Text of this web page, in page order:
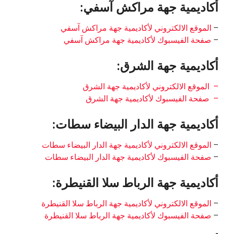
أكاديمية جهة مراكش آسفي:
– الموقع الالكتروني لأكاديمية جهة مراكش آسفي
– صفحة الفيسبوك لأكاديمية جهة مراكش آسفي
أكاديمية جهة الشرق:
– الموقع الالكتروني لأكاديمية جهة الشرق
– صفحة الفيسبوك لأكاديمية جهة الشرق
أكاديمية جهة الدار البيضاء سطات:
– الموقع الالكتروني لأكاديمية جهة الدار البيضاء سطات
– صفحة الفيسبوك لأكاديمية جهة الدار البيضاء سطات
أكاديمية جهة الرباط سلا القنيطرة:
– الموقع الالكتروني لأكاديمية جهة الرباط سلا القنيطرة
– صفحة الفيسبوك لأكاديمية جهة الرباط سلا القنيطرة